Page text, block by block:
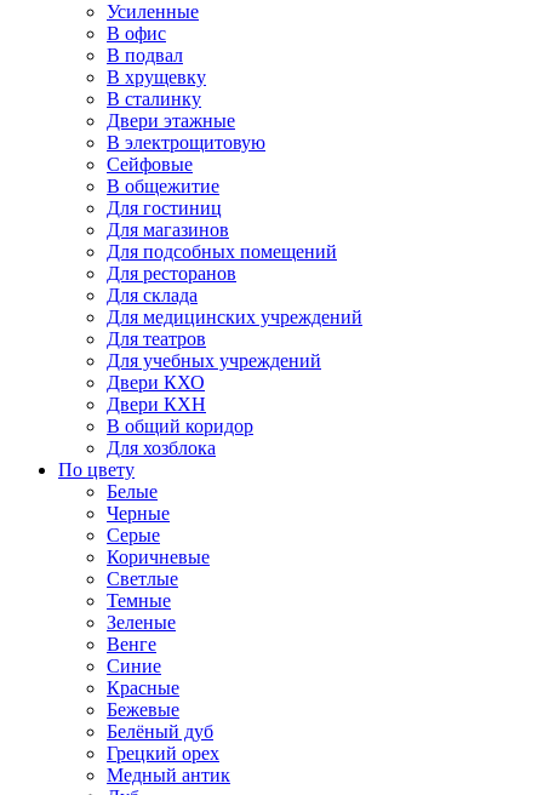
Усиленные
В офис
В подвал
В хрущевку
В сталинку
Двери этажные
В электрощитовую
Сейфовые
В общежитие
Для гостиниц
Для магазинов
Для подсобных помещений
Для ресторанов
Для склада
Для медицинских учреждений
Для театров
Для учебных учреждений
Двери КХО
Двери КХН
В общий коридор
Для хозблока
По цвету
Белые
Черные
Серые
Коричневые
Светлые
Темные
Зеленые
Венге
Синие
Красные
Бежевые
Белёный дуб
Грецкий орех
Медный антик